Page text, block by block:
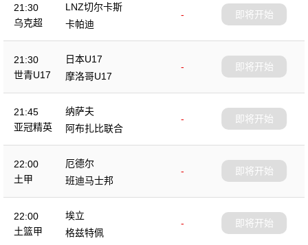
21:30
乌克超
LNZ切尔卡斯
-
卡帕迪
即将开始
21:30
世青U17
日本U17
-
摩洛哥U17
即将开始
21:45
亚冠精英
纳萨夫
-
阿布扎比联合
即将开始
22:00
土甲
厄德尔
-
班迪马士邦
即将开始
22:00
土篮甲
埃立
-
格兹特佩
即将开始